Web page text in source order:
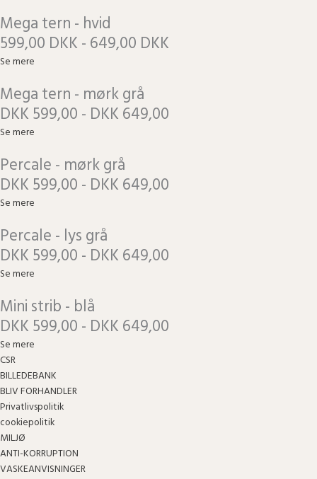
Mega tern - hvid
599,00 DKK - 649,00 DKK
Se mere
Mega tern - mørk grå
DKK 599,00 - DKK 649,00
Se mere
Percale - mørk grå
DKK 599,00 - DKK 649,00
Se mere
Percale - lys grå
DKK 599,00 - DKK 649,00
Se mere
Mini strib - blå
DKK 599,00 - DKK 649,00
Se mere
CSR
BILLEDEBANK
BLIV FORHANDLER
Privatlivspolitik
cookiepolitik
MILJØ
ANTI-KORRUPTION
VASKEANVISNINGER